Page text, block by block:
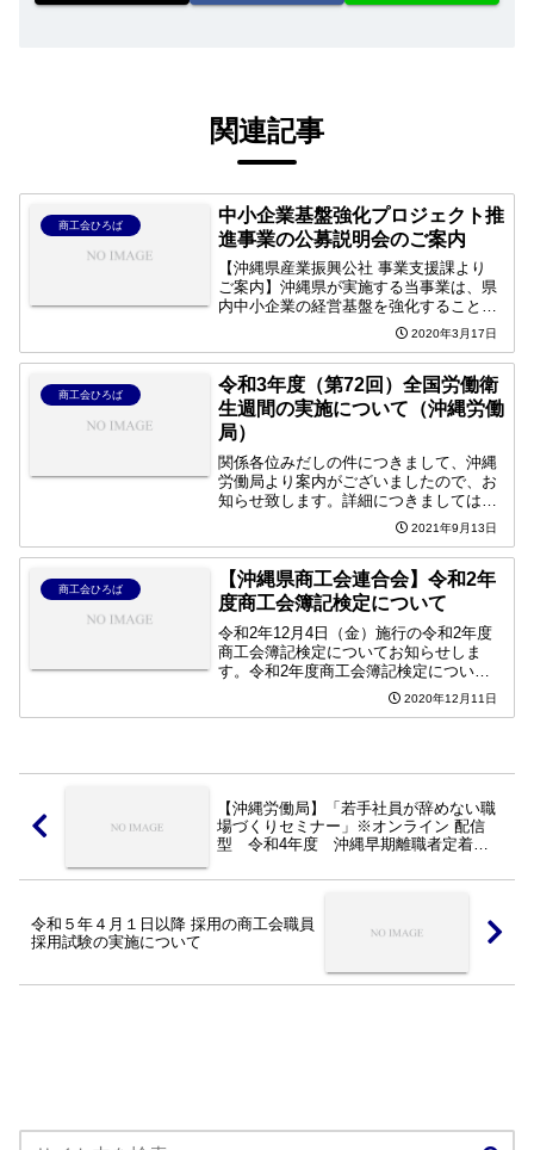
関連記事
商工会ひろば
中小企業基盤強化プロジェクト推
進事業の公募説明会のご案内
【沖縄県産業振興公社 事業支援課より
ご案内】沖縄県が実施する当事業は、県
内中小企業の経営基盤を強化することを
目的とし、成長意欲のある県内中小企業
の個別課題解決のためのプロジェクト
や、業界が抱える経営課題解決に向けて
複数の企業が連携して取り...
2020年3月17日
商工会ひろば
令和3年度（第72回）全国労働衛
生週間の実施について（沖縄労働
局）
関係各位みだしの件につきまして、沖縄
労働局より案内がございましたので、お
知らせ致します。詳細につきましては別
添の書類をご確認下さい。令和３年度全
体のスローガン『向き合おう！こころと
からだの 健康管理』本年度のみ新型コ
ロナウイルス感染症の拡大...
2021年9月13日
商工会ひろば
【沖縄県商工会連合会】令和2年
度商工会簿記検定について
令和2年12月4日（金）施行の令和2年度
商工会簿記検定についてお知らせしま
す。令和2年度商工会簿記検定について
2020年12月11日
【沖縄労働局】「若手社員が辞めない職
場づくりセミナー」※オンライン 配信
型 令和4年度 沖縄早期離職者定着支
令和５年４月１日以降 採用の商工会職員
採用試験の実施について